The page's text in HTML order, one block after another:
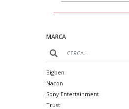
MARCA
Bigben
Nacon
Sony Entertainment
Trust